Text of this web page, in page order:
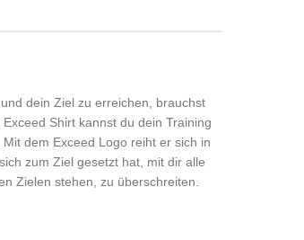
dein Ziel zu erreichen, brauchst
Shirt kannst du dein Training
dem Exceed Logo reiht er sich in
zum Ziel gesetzt hat, mit dir alle
Zielen stehen, zu überschreiten.